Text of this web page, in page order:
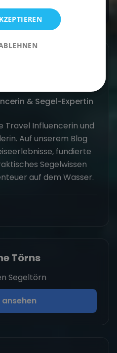
& Segel-Expertin
Travel Influencerin und
Auf unserem Blog
fundierte
Segelwissen
auf dem Wasser.
Törns
Segeltörn